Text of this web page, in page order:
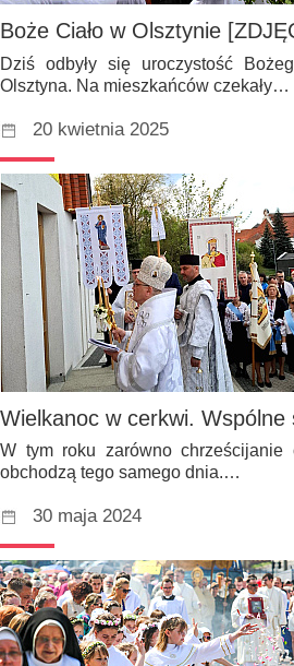
Boże Ciało w Olsztynie
Dziś odbyły się uroczystość
Olsztyna. Na mieszkańców czekały…
20 kwietnia 2025
Wielkanoc w cerkwi.
W tym roku zarówno
obchodzą tego samego dnia.…
30 maja 2024